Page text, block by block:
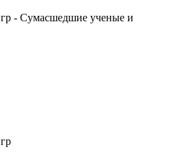
- Сумасшедшие ученые и